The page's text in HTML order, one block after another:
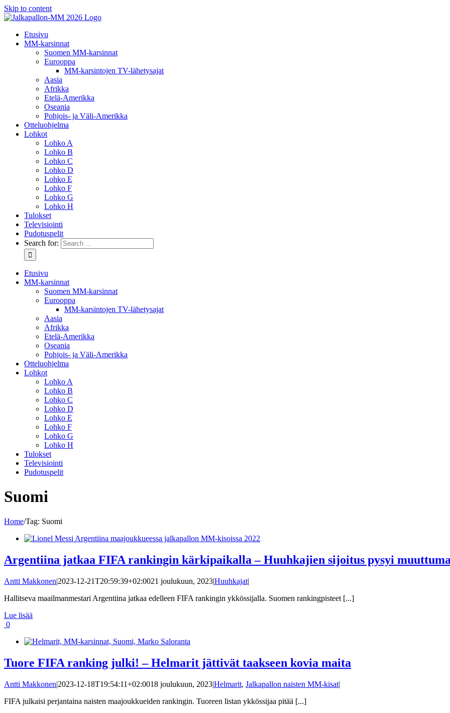
Skip to content
Etusivu
MM-karsinnat
Suomen MM-karsinnat
Eurooppa
MM-karsintojen TV-lähetysajat
Aasia
Afrikka
Etelä-Amerikka
Oseania
Pohjois- ja Väli-Amerikka
Otteluohjelma
Lohkot
Lohko A
Lohko B
Lohko C
Lohko D
Lohko E
Lohko F
Lohko G
Lohko H
Tulokset
Televisiointi
Pudotuspelit
Search for:
Etusivu
MM-karsinnat
Suomen MM-karsinnat
Eurooppa
MM-karsintojen TV-lähetysajat
Aasia
Afrikka
Etelä-Amerikka
Oseania
Pohjois- ja Väli-Amerikka
Otteluohjelma
Lohkot
Lohko A
Lohko B
Lohko C
Lohko D
Lohko E
Lohko F
Lohko G
Lohko H
Tulokset
Televisiointi
Pudotuspelit
Suomi
Home/Tag: Suomi
Argentiina jatkaa FIFA rankingin kärkipaikalla – Huuhkajien sijoitus pysyi
Antti Makkonen|2023-12-21T20:59:39+02:0021 joulukuun, 2023|Huuhkajat|
Hallitseva maailmanmestari Argentiina jatkaa edelleen FIFA rankingin ykkössijalla. Suomen rankingpisteet [...]
Lue lisää
0
Tuore FIFA ranking julki! – Helmarit jättivät taakseen kovia maita
Antti Makkonen|2023-12-18T19:54:11+02:0018 joulukuun, 2023|Helmarit, Jalkapallon naisten MM-kisat|
FIFA julkaisi perjantaina naisten maajoukkueiden rankingin. Tuoreen listan ykkössijaa pitää [...]